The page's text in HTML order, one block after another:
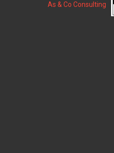
As & Co Consulting